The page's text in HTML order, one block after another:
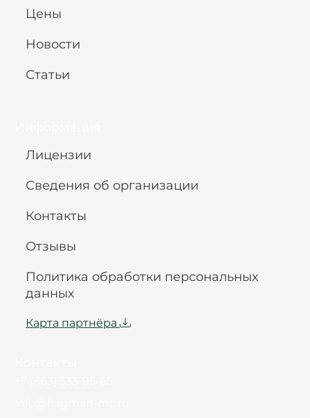
Цены
Новости
Статьи
Лицензии
Сведения об организации
Контакты
Отзывы
Политика обработки персональных
данных
Карта партнёра